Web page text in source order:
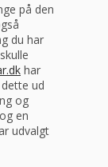
på den
du har
har
ud
og
en
udvalgt